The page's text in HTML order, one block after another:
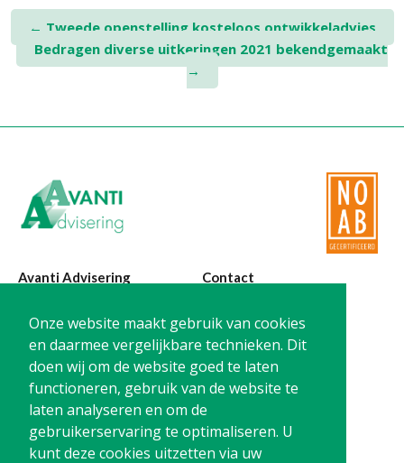
Onze website maakt gebruik van cookies
en daarmee vergelijkbare technieken. Dit
doen wij om de website goed te laten
functioneren, gebruik van de website te
laten analyseren en om de
gebruikerservaring te optimaliseren. U
kunt deze cookies uitzetten via uw
Post
navigation
← Tweede openstelling kosteloos ontwikkeladvies
Bedragen diverse uitkeringen 2021 bekendgemaakt
→
Avanti Advisering
Poelstraat 4
1441 RR Purmerend
Contact
T: 0299-420870
@:
info@avanti-
advisering.nl
BTW: NL861212733B01